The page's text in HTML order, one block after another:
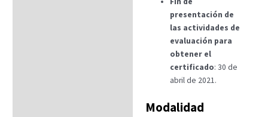
presentación de
las actividades de
evaluación para
obtener el
certificado: 30 de
abril de 2021.
Modalidad